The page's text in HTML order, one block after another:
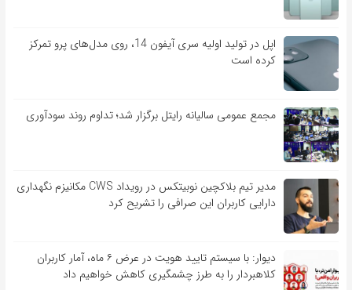
اپل در تولید اولیه سری آیفون 14، روی مدل‌های پرو تمرکز
کرده است
مجمع عمومی سالیانه رایتل برگزار شد؛ تداوم روند سودآوری
مدیر تیم بلاکچین نوبیتکس در رویداد CWS مکانیزم نگهداری
دارایی کاربران این صرافی را تشریح کرد
دیوار: با سیستم تایید هویت در عرض ۶ ماه، آمار کاربران
کلاهبردار را به طرز چشمگیری کاهش خواهیم داد